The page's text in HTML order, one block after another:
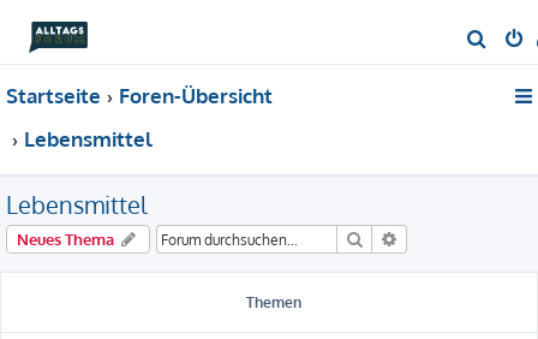
u
Startseite
Foren-Übersicht
Lebensmittel
Lebensmittel
Neues Thema Suche
Themen